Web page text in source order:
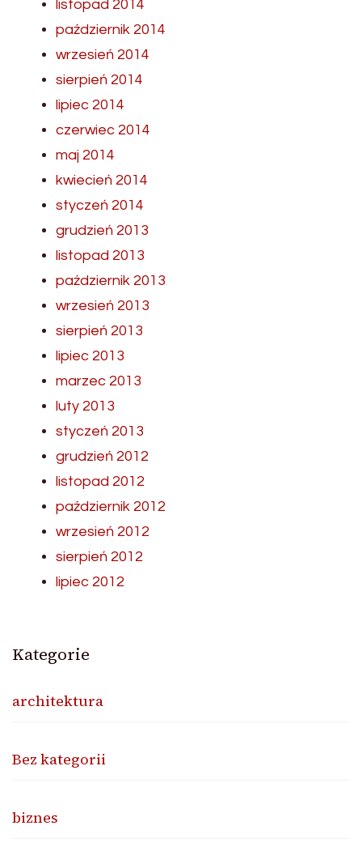
listopad 2014
październik 2014
wrzesień 2014
sierpień 2014
lipiec 2014
czerwiec 2014
maj 2014
kwiecień 2014
styczeń 2014
grudzień 2013
listopad 2013
październik 2013
wrzesień 2013
sierpień 2013
lipiec 2013
marzec 2013
luty 2013
styczeń 2013
grudzień 2012
listopad 2012
październik 2012
wrzesień 2012
sierpień 2012
lipiec 2012
Kategorie
architektura
Bez kategorii
biznes